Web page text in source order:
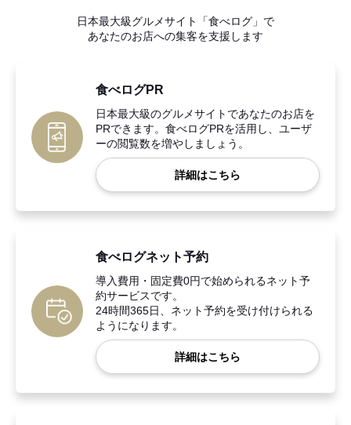
日本最大級グルメサイト「食べログ」で
あなたのお店への集客を支援します
食べログPR
日本最大級のグルメサイトであなたのお店を
PRできます。食べログPRを活用し、ユーザ
ーの閲覧数を増やしましょう。
詳細はこちら
食べログネット予約
導入費用・固定費0円で始められるネット予
約サービスです。
24時間365日、ネット予約を受け付けられる
ようになります。
詳細はこちら